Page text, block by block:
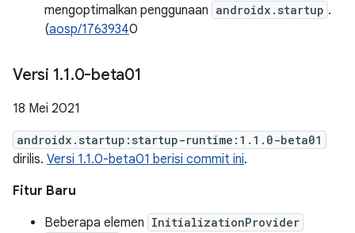
mengoptimalkan penggunaan androidx.startup .
(aosp/17639340
Versi 1.1.0-beta01
18 Mei 2021
androidx.startup:startup-runtime:1.1.0-beta01
dirilis. Versi 1.1.0-beta01 berisi commit ini.
Fitur Baru
Beberapa elemen InitializationProvider